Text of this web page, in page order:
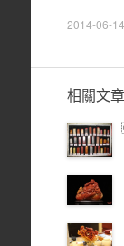
2014-06-14
相關文章